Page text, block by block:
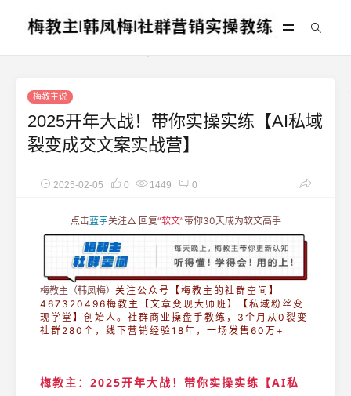
梅教主说
2025开年大战！带你实操实练【AI私域
裂变成交文案实战营】
2025-02-05 0 1449 0
点击蓝字关注△ 回复“软文”带你30天成为软文高手
梅教主（韩凤梅） 关注公众号【梅教主的社群空间】
467320496梅教主【文章变现大师班】【私域粉丝变
现学堂】创始人。社群商业操盘手教练，3个月从0裂变
社群280个，线下营销经验18年，一场发售60万+
梅教主：2025开年大战！带你实操实练【AI私